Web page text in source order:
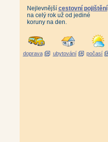
Nejlevnější cestovní pojištění
na celý rok už od jediné
koruny na den.
doprava ubytování počasí